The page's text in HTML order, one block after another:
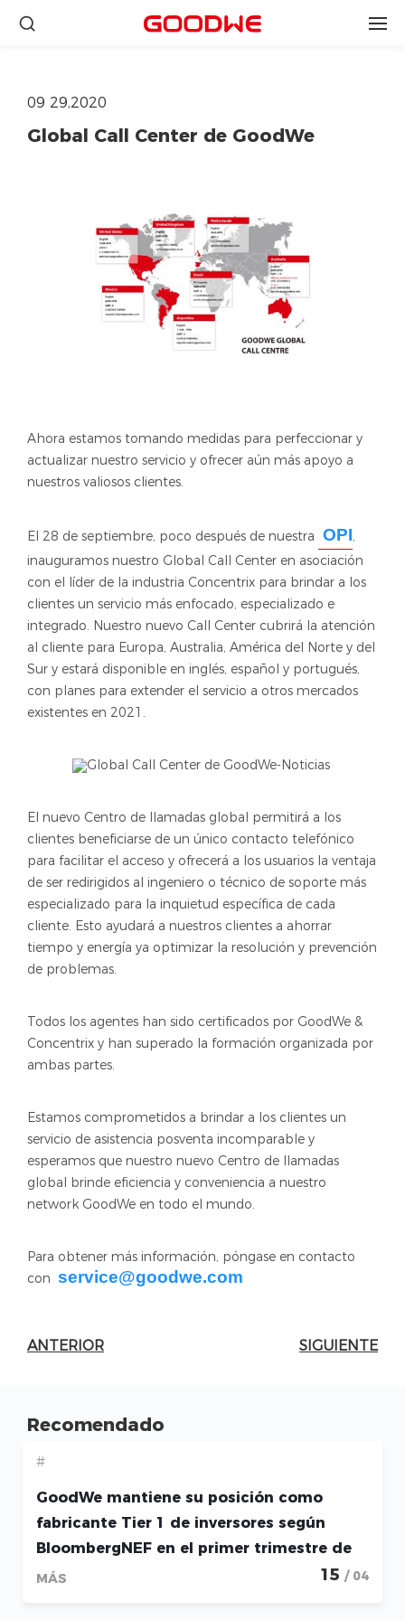
09 29,2020
Global Call Center de GoodWe
Ahora estamos tomando medidas para perfeccionar y
actualizar nuestro servicio y ofrecer aún más apoyo a
nuestros valiosos clientes.
El 28 de septiembre, poco después de nuestra OPI,
inauguramos nuestro Global Call Center en asociación
con el líder de la industria Concentrix para brindar a los
clientes un servicio más enfocado, especializado e
integrado. Nuestro nuevo Call Center cubrirá la atención
al cliente para Europa, Australia, América del Norte y del
Sur y estará disponible en inglés, español y portugués,
con planes para extender el servicio a otros mercados
existentes en 2021.
El nuevo Centro de llamadas global permitirá a los
clientes beneficiarse de un único contacto telefónico
para facilitar el acceso y ofrecerá a los usuarios la ventaja
de ser redirigidos al ingeniero o técnico de soporte más
especializado para la inquietud específica de cada
cliente. Esto ayudará a nuestros clientes a ahorrar
tiempo y energía ya optimizar la resolución y prevención
de problemas.
Todos los agentes han sido certificados por GoodWe &
Concentrix y han superado la formación organizada por
ambas partes.
Estamos comprometidos a brindar a los clientes un
servicio de asistencia posventa incomparable y
esperamos que nuestro nuevo Centro de llamadas
global brinde eficiencia y conveniencia a nuestro
network GoodWe en todo el mundo.
Para obtener más información, póngase en contacto
con service@goodwe.com
ANTERIOR SIGUIENTE
Recomendado
#
GoodWe mantiene su posición como
fabricante Tier 1 de inversores según
BloombergNEF en el primer trimestre de
2026
MÁS 15 / 04